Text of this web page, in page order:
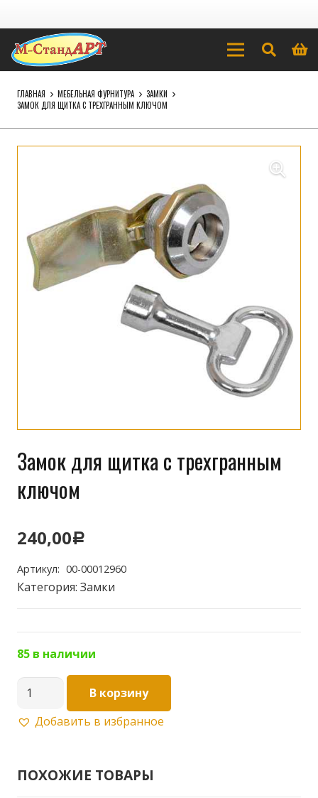
ГЛАВНАЯ МЕБЕЛЬНАЯ ФУРНИТУРА
ЗАМКИ
ЗАМОК ДЛЯ ЩИТКА С ТРЕХГРАННЫМ КЛЮЧОМ
Замок для щитка с трехгранным
ключом
240,00Р
Артикул: 00-00012960
Категория: Замки
85 в наличии
Количество
Замок
В корзину
Добавить в избранное
ПОХОЖИЕ ТОВАРЫ